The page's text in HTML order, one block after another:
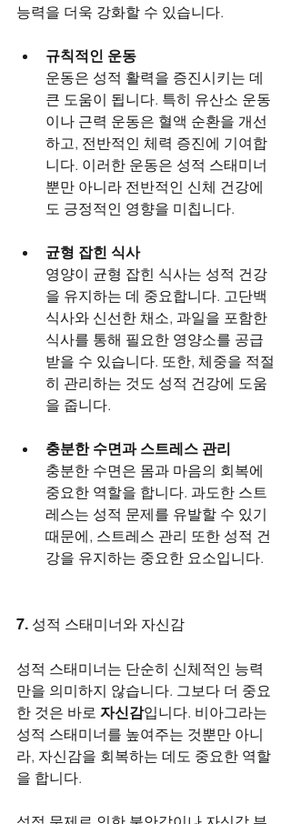
능력을 더욱 강화할 수 있습니다.
규칙적인 운동
운동은 성적 활력을 증진시키는 데
큰 도움이 됩니다. 특히 유산소 운동
이나 근력 운동은 혈액 순환을 개선
하고, 전반적인 체력 증진에 기여합
니다. 이러한 운동은 성적 스태미너
뿐만 아니라 전반적인 신체 건강에
도 긍정적인 영향을 미칩니다.
균형 잡힌 식사
영양이 균형 잡힌 식사는 성적 건강
을 유지하는 데 중요합니다. 고단백
식사와 신선한 채소, 과일을 포함한
식사를 통해 필요한 영양소를 공급
받을 수 있습니다. 또한, 체중을 적절
히 관리하는 것도 성적 건강에 도움
을 줍니다.
충분한 수면과 스트레스 관리
충분한 수면은 몸과 마음의 회복에
중요한 역할을 합니다. 과도한 스트
레스는 성적 문제를 유발할 수 있기
때문에, 스트레스 관리 또한 성적 건
강을 유지하는 중요한 요소입니다.
7. 성적 스태미너와 자신감
성적 스태미너는 단순히 신체적인 능력
만을 의미하지 않습니다. 그보다 더 중요
한 것은 바로 자신감입니다. 비아그라는
성적 스태미너를 높여주는 것뿐만 아니
라, 자신감을 회복하는 데도 중요한 역할
을 합니다.